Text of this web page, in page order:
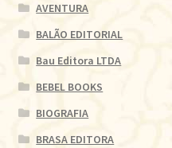
AVENTURA
BALÃO EDITORIAL
Bau Editora LTDA
BEBEL BOOKS
BIOGRAFIA
BRASA EDITORA